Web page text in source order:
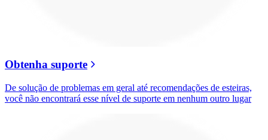
Obtenha suporte
De solução de problemas em geral até recomendações de esteiras,
você não encontrará esse nível de suporte em nenhum outro lugar